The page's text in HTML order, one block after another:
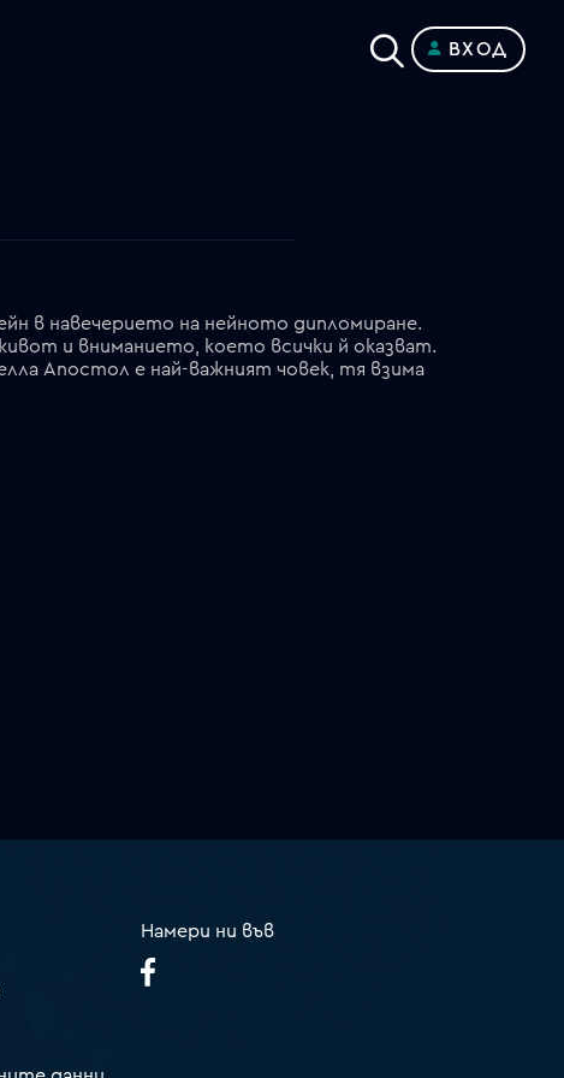
ВХОД
в навечерието на нейното дипломиране.
и вниманието, което всички й оказват.
Апостол е най-важният човек, тя взима
Намери ни във